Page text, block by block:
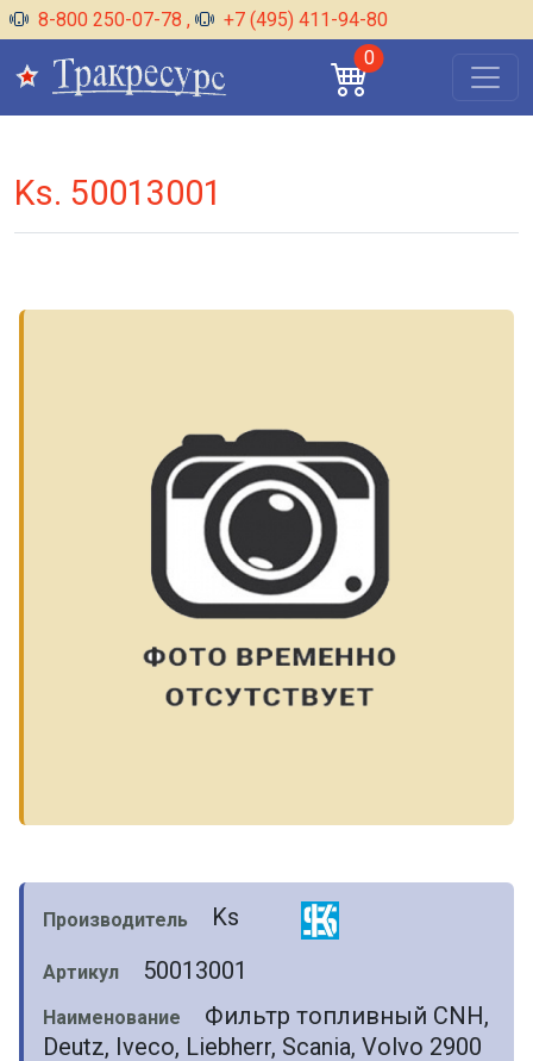
8-800 250-07-78 ,
+7 (495) 411-94-80
0
Ks. 50013001
Производитель Ks
Артикул 50013001
Наименование
Фильтр топливный CNH,
Deutz, Iveco, Liebherr, Scania, Volvo 2900